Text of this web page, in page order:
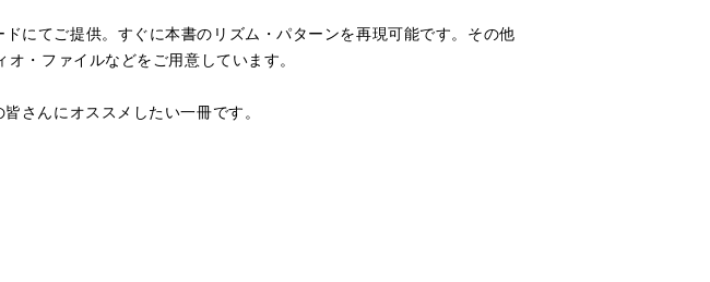
にてご提供。すぐに本書のリズム・パターンを再現可能です。その他
・ファイルなどをご用意しています。
さんにオススメしたい一冊です。